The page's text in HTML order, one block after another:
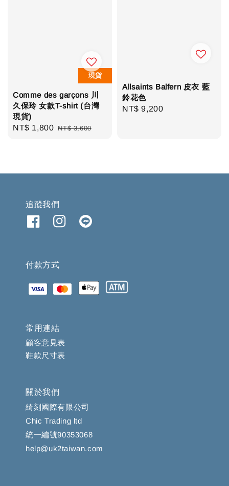
現貨
Comme des garçons 川
久保玲 女款T-shirt (台灣
現貨)
Sale
NT$ 1,800 Regular
NT$ 3,600
Allsaints Balfern 皮衣 藍
鈴花色
Regular
NT$ 9,200
追蹤我們
付款方式
常用連結
顧客意見表
鞋款尺寸表
關於我們
綺刻國際有限公司
Chic Trading ltd
統一編號90353068
help@uk2taiwan.com